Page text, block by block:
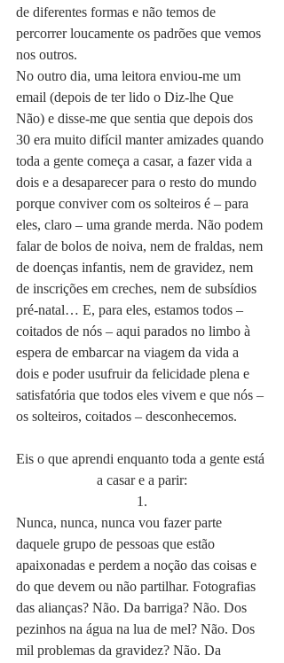
de diferentes formas e não temos de
percorrer loucamente os padrões que vemos
nos outros.
No outro dia, uma leitora enviou-me um
email (depois de ter lido o Diz-lhe Que
Não) e disse-me que sentia que depois dos
30 era muito difícil manter amizades quando
toda a gente começa a casar, a fazer vida a
dois e a desaparecer para o resto do mundo
porque conviver com os solteiros é – para
eles, claro – uma grande merda. Não podem
falar de bolos de noiva, nem de fraldas, nem
de doenças infantis, nem de gravidez, nem
de inscrições em creches, nem de subsídios
pré-natal… E, para eles, estamos todos –
coitados de nós – aqui parados no limbo à
espera de embarcar na viagem da vida a
dois e poder usufruir da felicidade plena e
satisfatória que todos eles vivem e que nós –
os solteiros, coitados – desconhecemos.
Eis o que aprendi enquanto toda a gente está
a casar e a parir:
1.
Nunca, nunca, nunca vou fazer parte
daquele grupo de pessoas que estão
apaixonadas e perdem a noção das coisas e
do que devem ou não partilhar. Fotografias
das alianças? Não. Da barriga? Não. Dos
pezinhos na água na lua de mel? Não. Dos
mil problemas da gravidez? Não. Da